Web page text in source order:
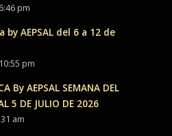
pm
by AEPSAL del 6 a 12 de
pm
By AEPSAL SEMANA DEL
5 DE JULIO DE 2026
am